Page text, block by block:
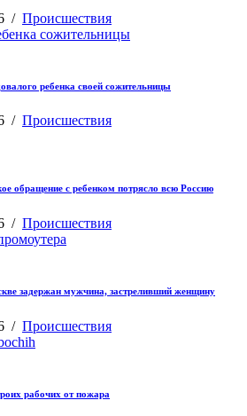
/ Происшествия
ребенка своей сожительницы
/ Происшествия
обращение с ребенком потрясло всю Россию
/ Происшествия
задержан мужчина, застреливший женщину
/ Происшествия
рабочих от пожара